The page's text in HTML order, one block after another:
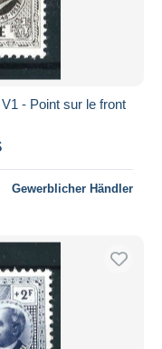
- Point sur le front
Gewerblicher Händler